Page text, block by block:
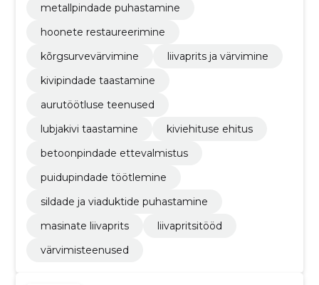
metallpindade puhastamine
hoonete restaureerimine
kõrgsurvevärvimine
liivaprits ja värvimine
kivipindade taastamine
aurutöötluse teenused
lubjakivi taastamine
kiviehituse ehitus
betoonpindade ettevalmistus
puidupindade töötlemine
sildade ja viaduktide puhastamine
masinate liivaprits
liivapritsitööd
värvimisteenused